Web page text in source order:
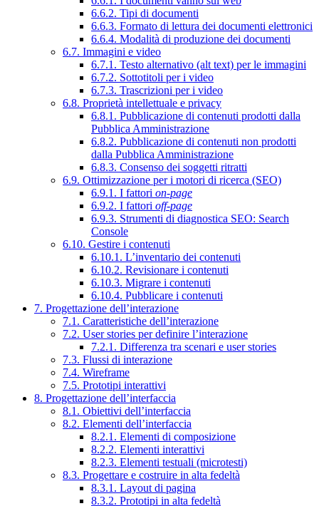
6.6.2. Tipi di documenti
6.6.3. Formato di lettura dei documenti elettronici
6.6.4. Modalità di produzione dei documenti
6.7. Immagini e video
6.7.1. Testo alternativo (alt text) per le immagini
6.7.2. Sottotitoli per i video
6.7.3. Trascrizioni per i video
6.8. Proprietà intellettuale e privacy
6.8.1. Pubblicazione di contenuti prodotti dalla
Pubblica Amministrazione
6.8.2. Pubblicazione di contenuti non prodotti
dalla Pubblica Amministrazione
6.8.3. Consenso dei soggetti ritratti
6.9. Ottimizzazione per i motori di ricerca (SEO)
6.9.1. I fattori on-page
6.9.2. I fattori off-page
6.9.3. Strumenti di diagnostica SEO: Search
Console
6.10. Gestire i contenuti
6.10.1. L’inventario dei contenuti
6.10.2. Revisionare i contenuti
6.10.3. Migrare i contenuti
6.10.4. Pubblicare i contenuti
7. Progettazione dell’interazione
7.1. Caratteristiche dell’interazione
7.2. User stories per definire l’interazione
7.2.1. Differenza tra scenari e user stories
7.3. Flussi di interazione
7.4. Wireframe
7.5. Prototipi interattivi
8. Progettazione dell’interfaccia
8.1. Obiettivi dell’interfaccia
8.2. Elementi dell’interfaccia
8.2.1. Elementi di composizione
8.2.2. Elementi interattivi
8.2.3. Elementi testuali (microtesti)
8.3. Progettare e costruire in alta fedeltà
8.3.1. Layout di pagina
8.3.2. Prototipi in alta fedeltà